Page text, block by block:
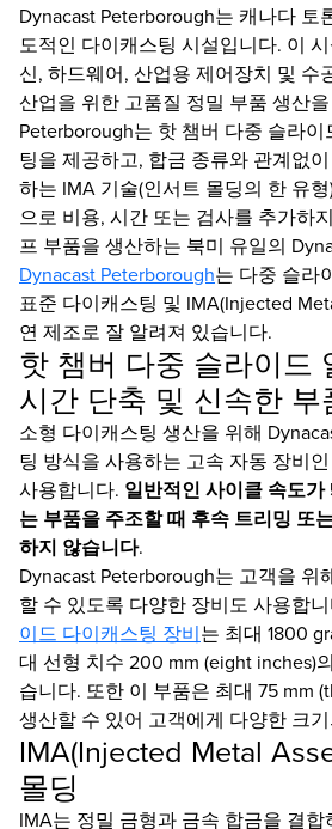
Dynacast Peterborough는 캐나다 토
도적인 다이캐스팅 시설입니다. 이
신, 하드웨어, 산업용 제어장치 및 수
산업을 위한 고품질 정밀 부품 생산
Peterborough는 핫 챔버 다중 슬라
팅을 제공하고, 합금 종류와 관계없
하는 IMA 기술(인서트 몰딩의 한 유
으로 비용, 시간 또는 검사를 추가하
프 부품을 생산하는 북미 유일의
Dynacast Peterborough는 다중 슬라
표준 다이캐스팅 및 IMA(Injected
연 제조로 잘 알려져 있습니다.
핫 챔버 다중 슬라이드
시간 단축 및 신속한 부
소형 다이캐스팅 생산을 위해
팅 방식을 사용하는 고속 자동 장비
사용합니다. 일반적인 사이클 속도
는 부품을 주조할 때 후속 트리밍 또
하지 않습니다.
Dynacast Peterborough는 고객을 위
할 수 있도록 다양한 장비도 사용합
이드 다이캐스팅 장비는 최대 1800
대 선형 치수 200 mm (eight inches)
습니다. 또한 이 부품은 최대 75 mm
생산할 수 있어 고객에게 다양한 크
IMA(Injected Metal
몰딩
IMA는 정밀 금형과 금속 합금을 결